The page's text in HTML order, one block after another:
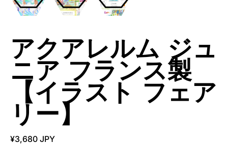
アクアレルム ジュ
ニア フランス製
【イラスト フェア
リー】
¥3,680 JPY